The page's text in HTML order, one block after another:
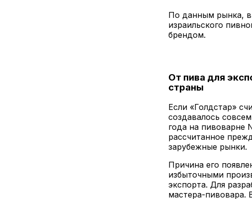
По данным рынка, в
израильского
брендом.
От пива для
страны
Если «Голдстар»
создавалось
года на пивоварне
рассчитанное
зарубежные рынки.
Причина его
избыточными
экспорта. Для
мастера-пивовара.